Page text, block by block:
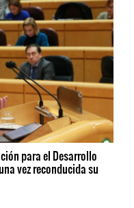
para el Desarrollo
vez reconducida su